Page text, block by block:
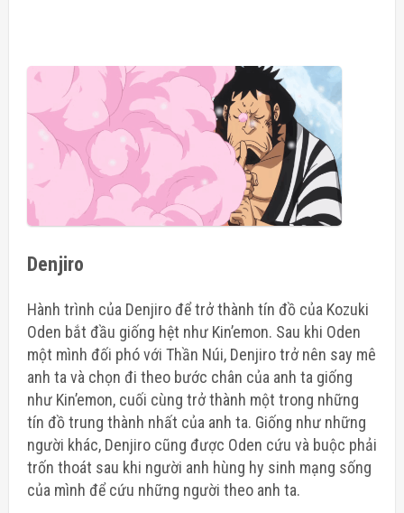
Denjiro
Hành trình của Denjiro để trở thành tín đồ của Kozuki
Oden bắt đầu giống hệt như Kin’emon. Sau khi Oden
một mình đối phó với Thần Núi, Denjiro trở nên say mê
anh ta và chọn đi theo bước chân của anh ta giống
như Kin’emon, cuối cùng trở thành một trong những
tín đồ trung thành nhất của anh ta. Giống như những
người khác, Denjiro cũng được Oden cứu và buộc phải
trốn thoát sau khi người anh hùng hy sinh mạng sống
của mình để cứu những người theo anh ta.